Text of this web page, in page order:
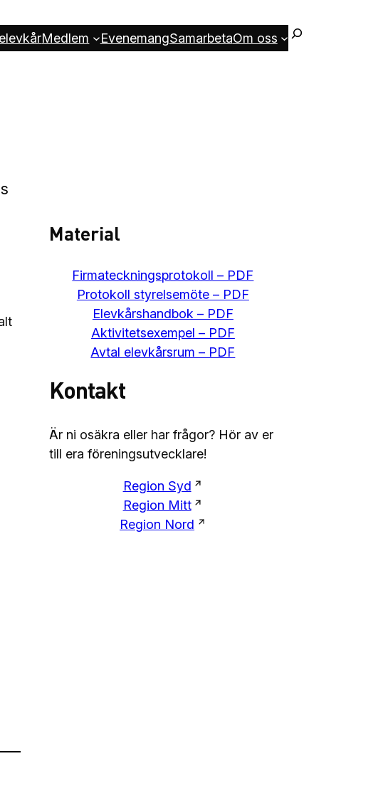
Medlem EvenemangSamarbetaOm oss
Material
Firmateckningsprotokoll – PDF
Protokoll styrelsemöte – PDF
Elevkårshandbok – PDF
Aktivitetsexempel – PDF
Avtal elevkårsrum – PDF
Kontakt
Är ni osäkra eller har frågor? Hör av er
till era föreningsutvecklare!
Region Syd
Region Mitt
Region Nord